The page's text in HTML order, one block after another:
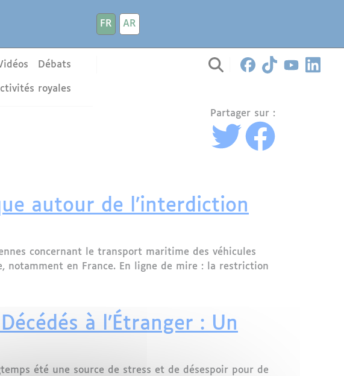
FR
AR
Débats
royales
Partager sur :
autour de l’interdiction
concernant le transport maritime des véhicules
notamment en France. En ligne de mire : la restriction
à l’Étranger : Un
été une source de stress et de désespoir pour de